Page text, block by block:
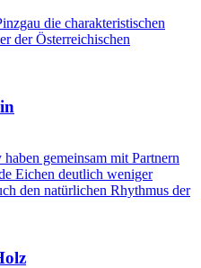
die charakteristischen
der Österreichischen
gemeinsam mit Partnern
Eichen deutlich weniger
den natürlichen Rhythmus der